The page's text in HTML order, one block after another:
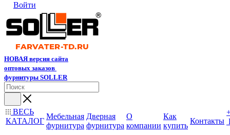
Войти
НОВАЯ версия сайта
оптовых заказов
фурнитуры SOLLER
ВЕСЬ
КАТАЛОГ
Мебельная
фурнитура
Дверная
фурнитура
О
компании
Как
купить
Контакты